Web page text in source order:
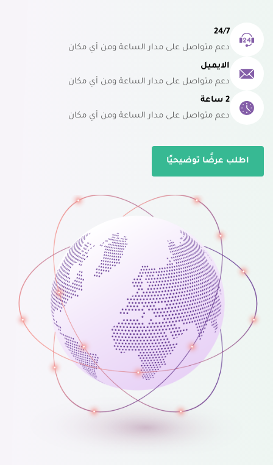
24/7
دعم متواصل على مدار الساعة ومن أي مكان
الايميل
دعم متواصل على مدار الساعة ومن أي مكان
2 ساعة
دعم متواصل على مدار الساعة ومن أي مكان
اطلب عرضًا توضيحيًا